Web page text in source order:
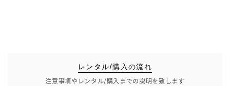
レンタル/購入の流れ
注意事項やレンタル/購入までの説明を致します